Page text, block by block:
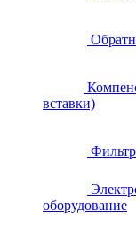
вставки)
оборудование